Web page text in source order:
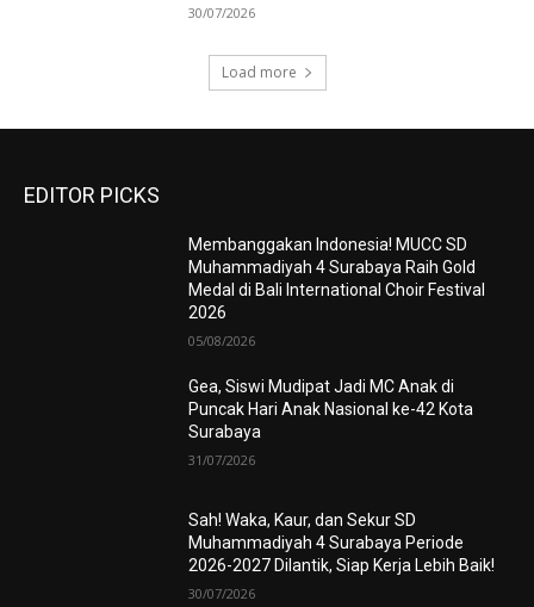
30/07/2026
Load more
EDITOR PICKS
Membanggakan Indonesia! MUCC SD
Muhammadiyah 4 Surabaya Raih Gold
Medal di Bali International Choir Festival
2026
05/08/2026
Gea, Siswi Mudipat Jadi MC Anak di
Puncak Hari Anak Nasional ke-42 Kota
Surabaya
31/07/2026
Sah! Waka, Kaur, dan Sekur SD
Muhammadiyah 4 Surabaya Periode
2026-2027 Dilantik, Siap Kerja Lebih Baik!
30/07/2026